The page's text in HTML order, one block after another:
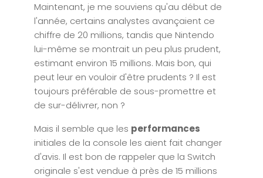
Maintenant, je me souviens qu'au début de
l'année, certains analystes avançaient ce
chiffre de 20 millions, tandis que Nintendo
lui-même se montrait un peu plus prudent,
estimant environ 15 millions. Mais bon, qui
peut leur en vouloir d'être prudents ? Il est
toujours préférable de sous-promettre et
de sur-délivrer, non ?
Mais il semble que les performances
initiales de la console les aient fait changer
d'avis. Il est bon de rappeler que la Switch
originale s'est vendue à près de 15 millions